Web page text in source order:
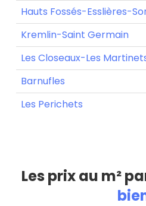
Hauts Fossés-Esslières-
Kremlin-Saint Germain
Les Closeaux-Les
Barnufles
Les Perichets
Les prix au m²